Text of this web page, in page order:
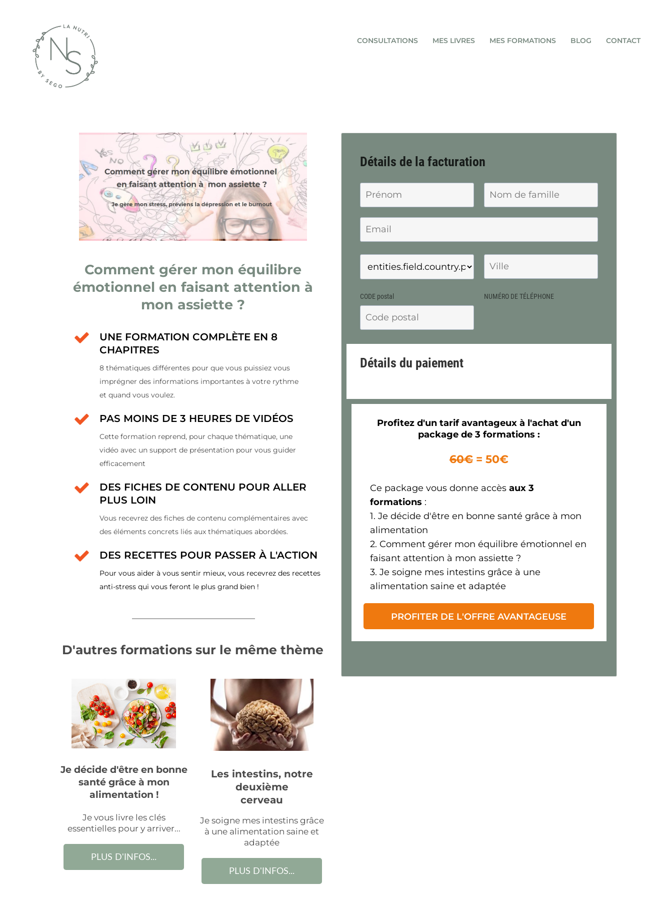
CONSULTATIONS MES LIVRES MES FORMATIONS BLOG CONTACT
Comment gérer mon équilibre
émotionnel en faisant attention à
mon assiette ?
UNE FORMATION COMPLÈTE EN 8
CHAPITRES
8 thématiques différentes pour que vous puissiez vous
imprégner des informations importantes à votre rythme
et quand vous voulez.
PAS MOINS DE 3 HEURES DE VIDÉOS
Cette formation reprend, pour chaque thématique, une
vidéo avec un support de présentation pour vous guider
efficacement
DES FICHES DE CONTENU POUR ALLER
PLUS LOIN
Vous recevrez des fiches de contenu complémentaires avec
des éléments concrets liés aux thématiques abordées.
DES RECETTES POUR PASSER À L'ACTION
Pour vous aider à vous sentir mieux, vous recevrez des recettes
anti-stress qui vous feront le plus grand bien !
D'autres formations sur le même thème
Je décide d'être en bonne
santé grâce à mon
alimentation !
Je vous livre les clés
essentielles pour y arriver...
PLUS D'INFOS...
Les intestins, notre
deuxième
cerveau
Je soigne mes intestins grâce
à une alimentation saine et
adaptée
PLUS D'INFOS...
Détails de la facturation
CODE postal NUMÉRO DE TÉLÉPHONE
Détails du paiement
Profitez d'un tarif avantageux à l'achat d'un
package de 3 formations :
60€= 50€
Ce package vous donne accès aux 3
formations :
1. Je décide d'être en bonne santé grâce à mon
alimentation
2. Comment gérer mon équilibre émotionnel en
faisant attention à mon assiette ?
3. Je soigne mes intestins grâce à une
alimentation saine et adaptée
PROFITER DE L'OFFRE AVANTAGEUSE